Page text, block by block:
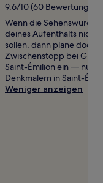
9.6/10 (60 Bewertungen)
Wenn die
deines Aufenthalts nicht
sollen, dann plane doch
Zwischenstopp bei
Saint-Émilion ein — nur
Denkmälern in Saint-
Weniger anzeigen